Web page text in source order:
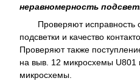
неравномерность
Проверяют исправность
подсветки и качество
Проверяют также
на выв. 12 микросхемы U801
микросхемы.